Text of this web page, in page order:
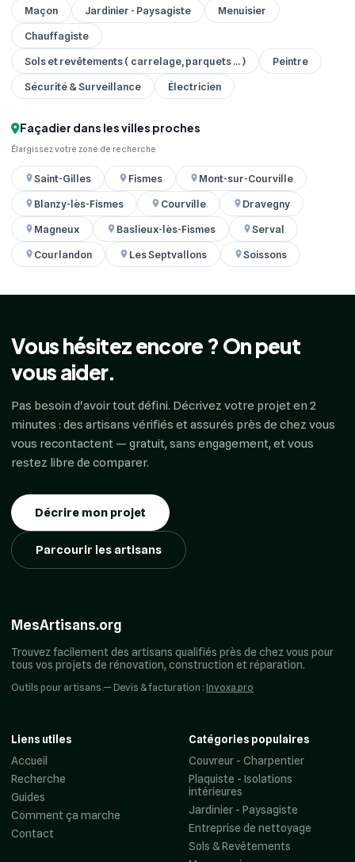
Maçon Jardinier - Paysagiste
Menuisier
Chauffagiste
Sols et revêtements ( carrelage, parquets ... )
Peintre
Sécurité & Surveillance
Électricien
Façadier dans les villes proches
Élargissez votre zone de recherche
Saint-Gilles Fismes
Mont-sur-Courville
Blanzy-lès-Fismes
Courville
Dravegny
Magneux
Baslieux-lès-Fismes
Serval
Courlandon
Les Septvallons Soissons
Vous hésitez encore ? On peut
vous aider.
Pas besoin d'avoir tout défini. Décrivez votre projet en 2
minutes : des artisans vérifiés et assurés près de chez vous
vous recontactent — gratuit, sans engagement, et vous
restez libre de comparer.
Décrire mon projet
Parcourir les artisans
MesArtisans.org
Trouvez facilement des artisans qualifiés près de chez vous pour
tous vos projets de rénovation, construction et réparation.
Outils pour artisans — Devis & facturation : Invoxa.pro
Liens utiles
Accueil
Recherche
Guides
Comment ça marche
Contact
Catégories populaires
Couvreur - Charpentier
Plaquiste - Isolations
intérieures
Jardinier - Paysagiste
Entreprise de nettoyage
Sols & Revêtements